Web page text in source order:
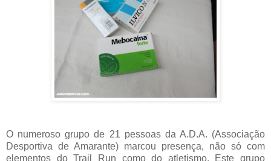
O numeroso grupo de 21 pessoas da A.D.A. (Associação
Desportiva de Amarante) marcou presença, não só com
elementos do Trail Run como do atletismo. Este grupo